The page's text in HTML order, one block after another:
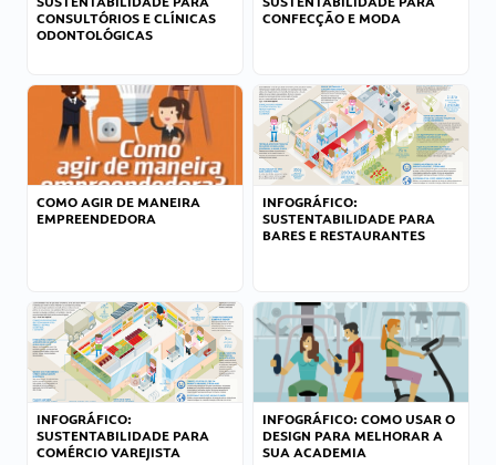
CONSULTÓRIOS E CLÍNICAS
ODONTOLÓGICAS
CONFECÇÃO E MODA
COMO AGIR DE MANEIRA
EMPREENDEDORA
INFOGRÁFICO:
SUSTENTABILIDADE PARA
BARES E RESTAURANTES
INFOGRÁFICO:
SUSTENTABILIDADE PARA
COMÉRCIO VAREJISTA
INFOGRÁFICO: COMO USAR O
DESIGN PARA MELHORAR A
SUA ACADEMIA